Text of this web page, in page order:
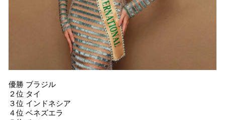
優勝 ブラジル
２位 タイ
３位 インドネシア
４位 ベネズエラ